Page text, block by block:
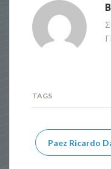
TAGS
Paez Ricardo